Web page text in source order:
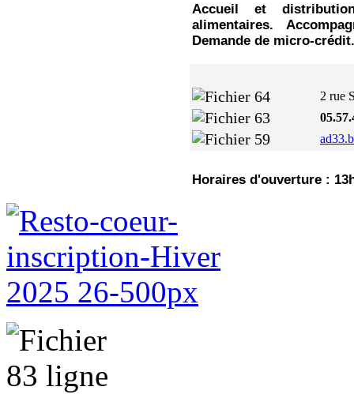
Accueil et
alimentaires.
Demande de micro-
2 rue
Horaires d'ouverture :